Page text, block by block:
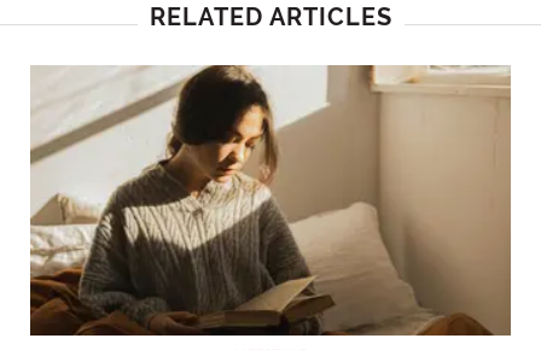
RELATED ARTICLES